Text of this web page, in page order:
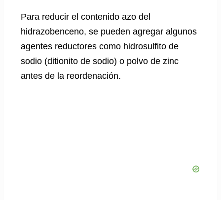
Para reducir el contenido azo del
hidrazobenceno, se pueden agregar algunos
agentes reductores como hidrosulfito de
sodio (ditionito de sodio) o polvo de zinc
antes de la reordenación.